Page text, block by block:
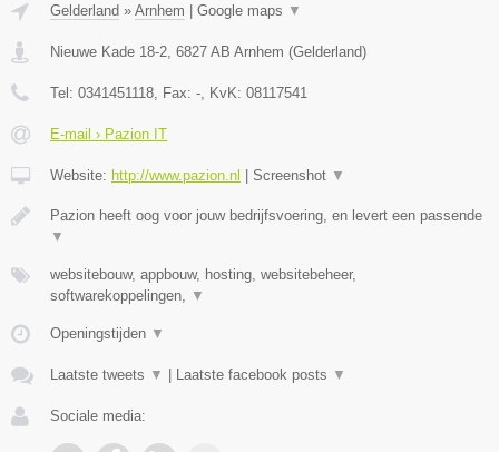
Gelderland » Arnhem | Google maps ▼
Nieuwe Kade 18-2 6827 AB Arnhem (Gelderland)
Tel: 0341451118 , Fax: - , KvK: 08117541
E-mail › Pazion IT
Website: http://www.pazion.nl | Screenshot ▼
Pazion heeft oog voor jouw bedrijfsvoering, en levert een passende
▼
websitebouw, appbouw, hosting, websitebeheer,
softwarekoppelingen,
▼
Openingstijden ▼
Laatste tweets ▼ | Laatste facebook posts ▼
Sociale media: